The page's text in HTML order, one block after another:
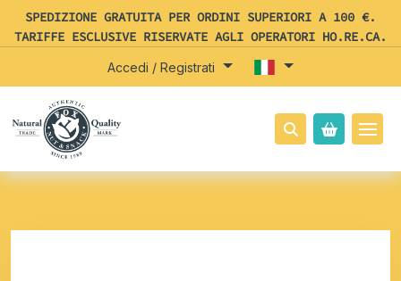
SPEDIZIONE GRATUITA PER ORDINI SUPERIORI A 100 €.
TARIFFE ESCLUSIVE RISERVATE AGLI OPERATORI HO.RE.CA.
Accedi / Registrati